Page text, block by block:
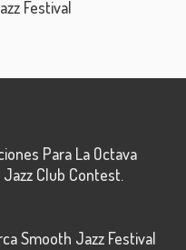
Festival
Para La Octava
Club Contest.
Smooth Jazz Festival